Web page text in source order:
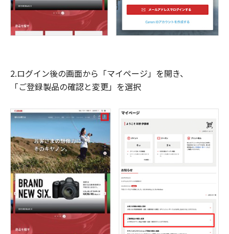
2.ログイン後の画面から「マイページ」を開き、
「ご登録製品の確認と変更」を選択